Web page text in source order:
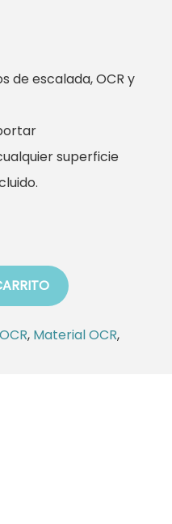
de escalada, OCR y
superficie
, Material OCR,